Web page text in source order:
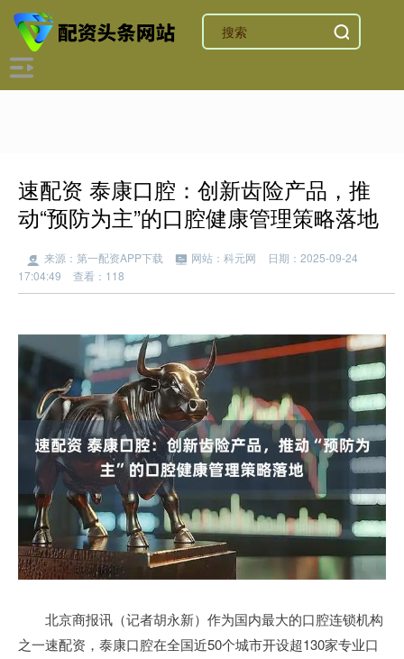
速配资 泰康口腔：创新齿险产品，推
动“预防为主”的口腔健康管理策略落地
来源：第一配资APP下载 网站：科元网
日期：2025-09-24
17:04:49
查看：118
北京商报讯（记者胡永新）作为国内最大的口腔连锁机构
之一速配资，泰康口腔在全国近50个城市开设超130家专业口